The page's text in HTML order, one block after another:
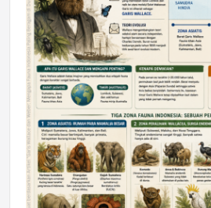
Jumat, 10 Jul 2026 19:01